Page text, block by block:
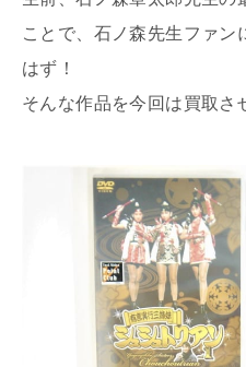
ことで、石ノ森先生ファン
はず！
そんな作品を今回は買取さ